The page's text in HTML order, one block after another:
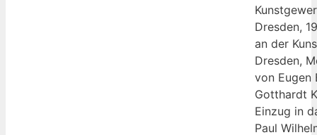
Dresden,
an der
Dresden,
von Eugen
Gotthardt
Einzug in
Paul